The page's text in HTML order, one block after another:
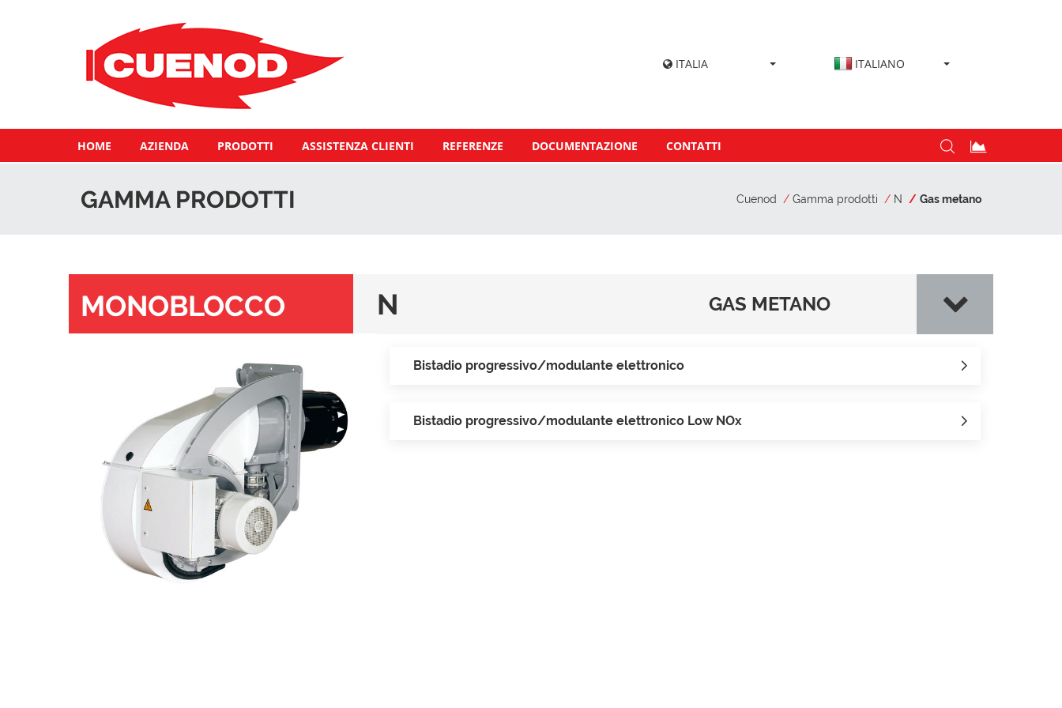
ITALIA ITALIANO
HOME AZIENDA PRODOTTI ASSISTENZA CLIENTI REFERENZE DOCUMENTAZIONE CONTATTI
GAMMA PRODOTTI Cuenod Gamma prodotti N Gas metano
MONOBLOCCO N GAS METANO
Bistadio progressivo/modulante elettronico
Bistadio progressivo/modulante elettronico Low NOx